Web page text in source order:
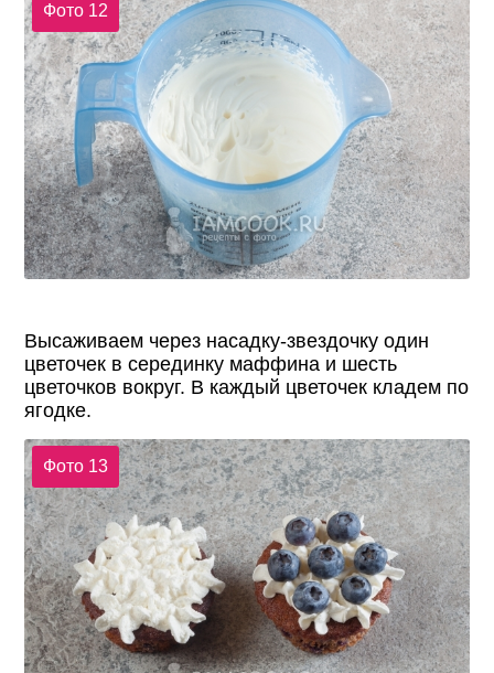
Фото 12
Высаживаем через насадку-звездочку один
цветочек в серединку маффина и шесть
цветочков вокруг. В каждый цветочек кладем по
ягодке.
Фото 13